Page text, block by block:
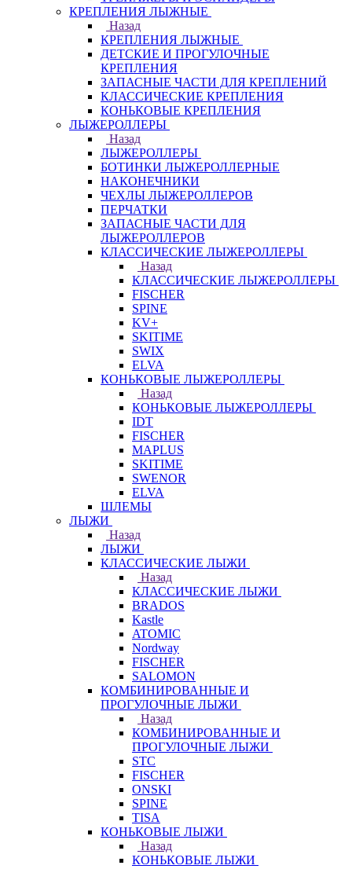
КРЕПЛЕНИЯ ЛЫЖНЫЕ
Назад
КРЕПЛЕНИЯ ЛЫЖНЫЕ
ДЕТСКИЕ И ПРОГУЛОЧНЫЕ
КРЕПЛЕНИЯ
ЗАПАСНЫЕ ЧАСТИ ДЛЯ КРЕПЛЕНИЙ
КЛАССИЧЕСКИЕ КРЕПЛЕНИЯ
КОНЬКОВЫЕ КРЕПЛЕНИЯ
ЛЫЖЕРОЛЛЕРЫ
Назад
ЛЫЖЕРОЛЛЕРЫ
БОТИНКИ ЛЫЖЕРОЛЛЕРНЫЕ
НАКОНЕЧНИКИ
ЧЕХЛЫ ЛЫЖЕРОЛЛЕРОВ
ПЕРЧАТКИ
ЗАПАСНЫЕ ЧАСТИ ДЛЯ
ЛЫЖЕРОЛЛЕРОВ
КЛАССИЧЕСКИЕ ЛЫЖЕРОЛЛЕРЫ
Назад
КЛАССИЧЕСКИЕ ЛЫЖЕРОЛЛЕРЫ
FISCHER
SPINE
KV+
SKITIME
SWIX
ELVA
КОНЬКОВЫЕ ЛЫЖЕРОЛЛЕРЫ
Назад
КОНЬКОВЫЕ ЛЫЖЕРОЛЛЕРЫ
IDT
FISCHER
MAPLUS
SKITIME
SWENOR
ELVA
ШЛЕМЫ
ЛЫЖИ
Назад
ЛЫЖИ
КЛАССИЧЕСКИЕ ЛЫЖИ
Назад
КЛАССИЧЕСКИЕ ЛЫЖИ
BRADOS
Kastle
ATOMIC
Nordway
FISCHER
SALOMON
КОМБИНИРОВАННЫЕ И
ПРОГУЛОЧНЫЕ ЛЫЖИ
Назад
КОМБИНИРОВАННЫЕ И
ПРОГУЛОЧНЫЕ ЛЫЖИ
STC
FISCHER
ONSKI
SPINE
TISA
КОНЬКОВЫЕ ЛЫЖИ
Назад
КОНЬКОВЫЕ ЛЫЖИ